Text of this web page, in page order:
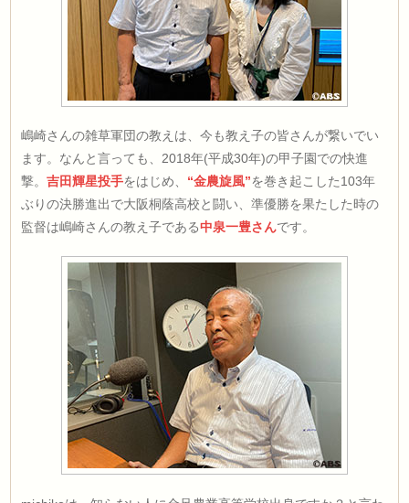
嶋崎さんの雑草軍団の教えは、今も教え子の皆さんが繋いでい
ます。なんと言っても、2018年(平成30年)の甲子園での快進
撃。吉田輝星投手をはじめ、 “金農旋風”を巻き起こした103年
ぶりの決勝進出で大阪桐蔭高校と闘い、準優勝を果たした時の
監督は嶋崎さんの教え子である中泉一豊さんです。